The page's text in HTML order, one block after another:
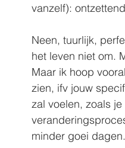
vanzelf):
Neen, tuurlijk,
het leven niet om.
Maar ik hoop
zien, ifv jouw
zal voelen, zoals
minder goei